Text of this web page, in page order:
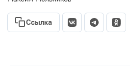
Ссылка